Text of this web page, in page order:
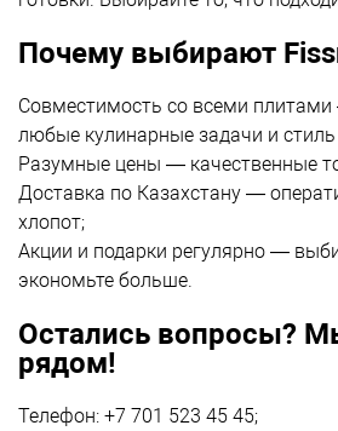
Почему выбирают
Совместимость со всеми
любые кулинарные задачи и стиль
Разумные цены — качественные
Доставка по Казахстану —
хлопот;
Акции и подарки регулярно —
экономьте больше.
Остались вопросы?
рядом!
Телефон: +7 701 523 45 45;